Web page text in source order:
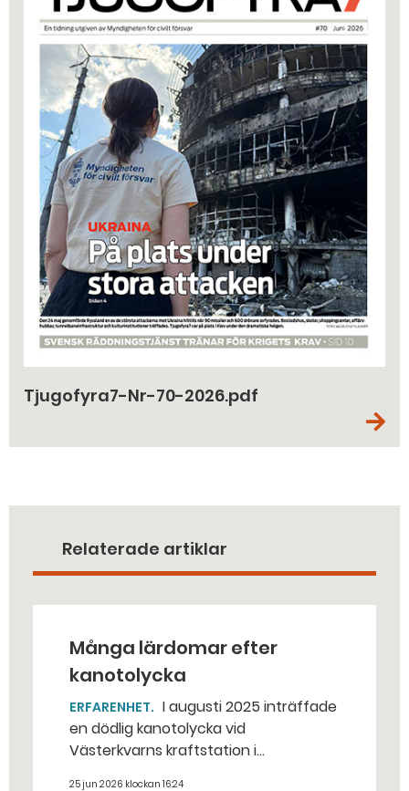
Tjugofyra7-Nr-70-2026.pdf
Relaterade artiklar
Många lärdomar efter
kanotolycka
ERFARENHET
en dödlig kanotolycka vid
Västerkvarns kraftstation i
25 jun 2026 klockan 16:24